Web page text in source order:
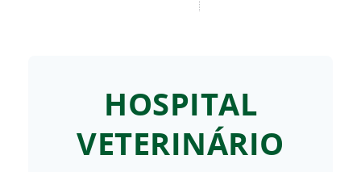
HOSPITAL
VETERINÁRIO